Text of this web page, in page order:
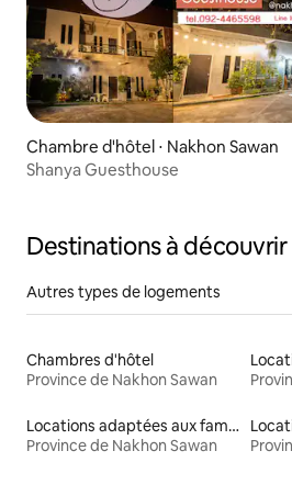
Chambre d'hôtel ⋅ Nakhon Sawan
Shanya Guesthouse
Destinations à découvrir
Autres types de logements
Chambres d'hôtel
Province de Nakhon Sawan
Locations adaptées aux familles
Province de Nakhon Sawan